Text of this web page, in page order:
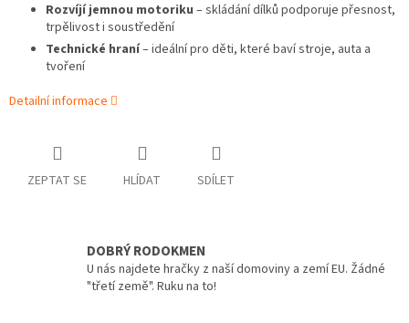
Rozvíjí jemnou motoriku – skládání dílků podporuje přesnost,
trpělivost i soustředění
Technické hraní– ideální pro děti, které baví stroje, auta a
tvoření
Detailní informace
ZEPTAT SE HLÍDAT SDÍLET
DOBRÝ RODOKMEN
U nás najdete hračky z naší domoviny a zemí EU. Žádné
"třetí země". Ruku na to!